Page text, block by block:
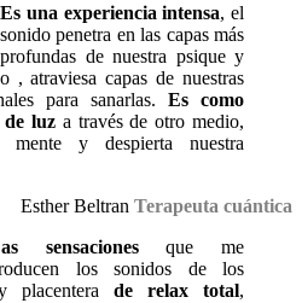
Es una experiencia intensa, el
sonido penetra en las capas más
profundas de nuestra psique y
, atraviesa capas de nuestras
para sanarlas. Es como
luz a través de otro medio,
y despierta nuestra
Esther Beltran Terapeuta cuántica
sensacionesque me
los sonidos de los
placentera de relax total,